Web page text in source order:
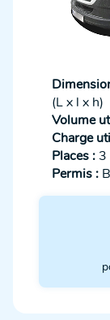
(L x l x h)
Volume
Charge
Places : 3
Permis : B